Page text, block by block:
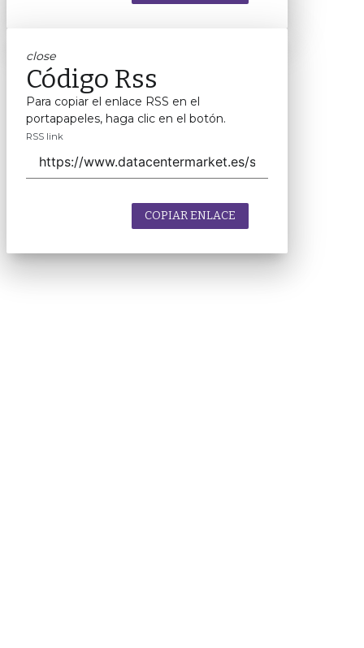
close
Código Rss
Para copiar el enlace RSS en el
portapapeles, haga clic en el botón.
RSS link
COPIAR ENLACE